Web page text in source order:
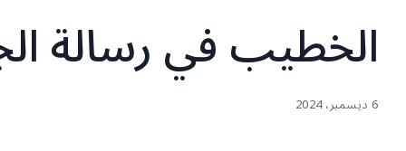
الخطيب في رسالة
6 ديسمبر، 2024